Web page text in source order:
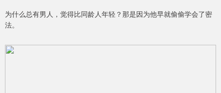
为什么总有男人，觉得比同龄人年轻？那是因为他早就偷偷学会了密
法。